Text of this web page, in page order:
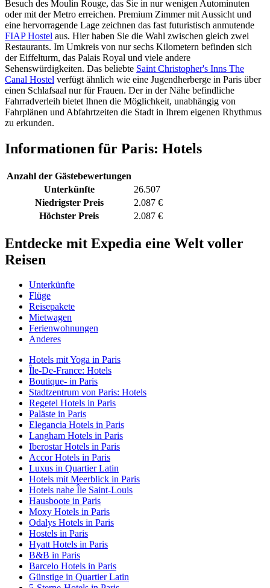
Besuch des Moulin Rouge, das Sie in nur wenigen Autominuten
oder mit der Metro erreichen. Premium Zimmer mit Aussicht und
eine hervorragende Lage zeichnen das fast futuristisch anmutende
FIAP Hostel aus. Hier haben Sie die Wahl zwischen gleich zwei
Restaurants. Im Umkreis von nur sechs Kilometern befinden sich
der Eiffelturm, das Palais Royal und viele andere
Sehenswürdigkeiten. Das beliebte Saint Christopher's Inns The
Canal Hostel verfügt ähnlich wie eine Jugendherberge in Paris über
einen Schlafsaal nur für Frauen. Der in der Nähe befindliche
Fahrradverleih bietet Ihnen die Möglichkeit, unabhängig von
Fahrplänen und Abfahrtzeiten die Stadt in Ihrem eigenen Rhythmus
zu erkunden.
Informationen für Paris: Hotels
Anzahl der Gästebewertungen
Unterkünfte
26.507
Niedrigster Preis
2.087 €
Höchster Preis
2.087 €
Entdecke mit Expedia eine Welt voller
Reisen
Unterkünfte
Flüge
Reisepakete
Mietwagen
Ferienwohnungen
Anderes
Hotels mit Yoga in Paris
Île-De-France: Hotels
Boutique- in Paris
Stadtzentrum von Paris: Hotels
Regetel Hotels in Paris
Paläste in Paris
Elegancia Hotels in Paris
Langham Hotels in Paris
Iberostar Hotels in Paris
Accor Hotels in Paris
Luxus in Quartier Latin
Hotels mit Meerblick in Paris
Hotels nahe Île Saint-Louis
Hausboote in Paris
Moxy Hotels in Paris
Odalys Hotels in Paris
Hostels in Paris
Hyatt Hotels in Paris
B&B in Paris
Barcelo Hotels in Paris
Günstige in Quartier Latin